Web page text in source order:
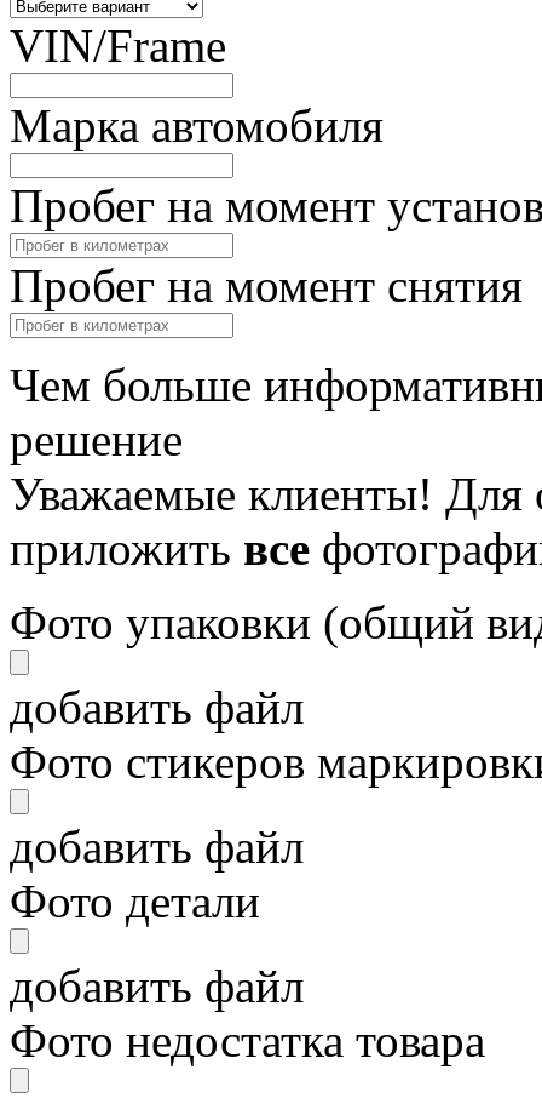
VIN/Frame
Марка автомобиля
Пробег на момент
Пробег на момент снятия
Чем больше
решение
Уважаемые клиенты! Для
приложить все
Фото упаковки (общий
добавить файл
Фото стикеров
добавить файл
Фото детали
добавить файл
Фото недостатка товара